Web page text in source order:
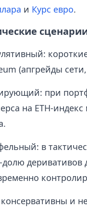
и Курс евро.
(апгрейды
при
на ETH-
в
деривативов
и